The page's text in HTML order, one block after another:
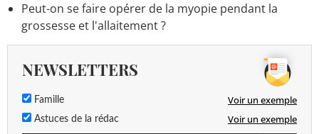
Peut-on se faire opérer de la myopie pendant la
grossesse et l'allaitement ?
NEWSLETTERS
Famille Voir un exemple
Astuces de la rédac Voir un exemple